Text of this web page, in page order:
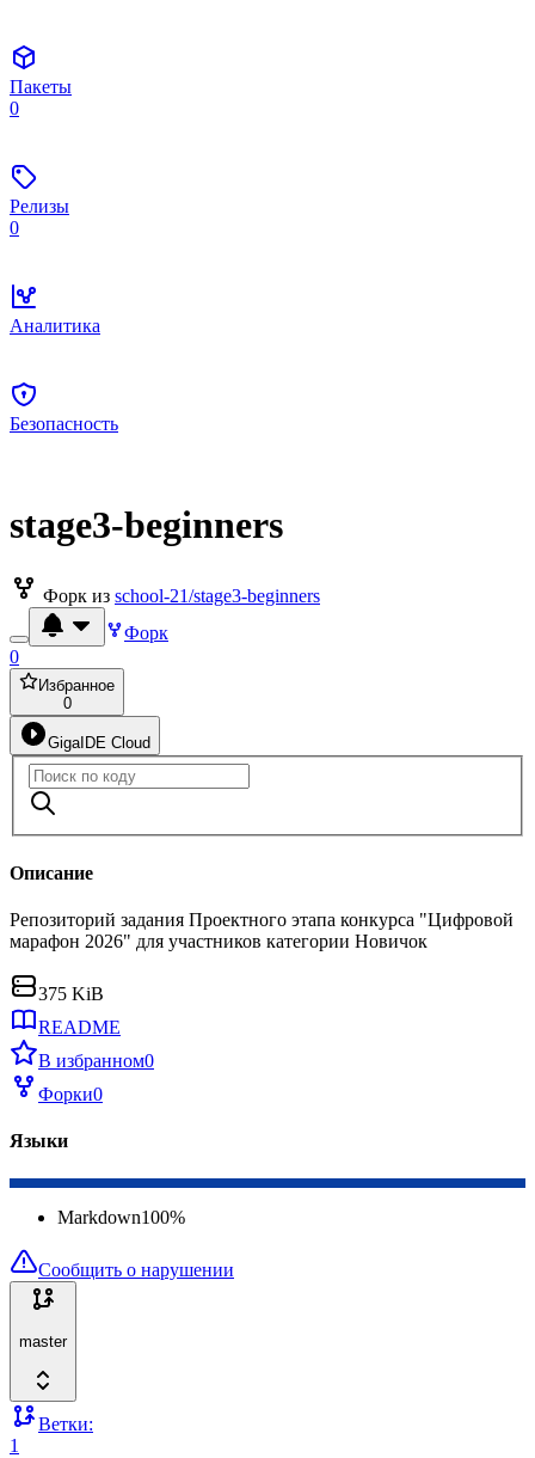
Пакеты
0
Релизы
0
Аналитика
Безопасность
stage3-beginners
Форк из school-21/stage3-beginners
Форк
0
Избранное
0
GigaIDE Cloud
Описание
Репозиторий задания Проектного этапа конкурса "Цифровой
марафон 2026" для участников категории Новичок
375 KiB
README
В избранном0
Форки0
Языки
Markdown100%
Сообщить о нарушении
master
Ветки:
1